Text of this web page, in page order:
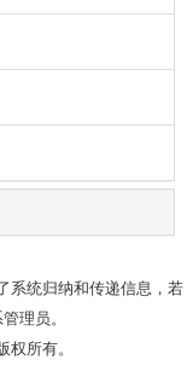
系统归纳和传递信息，若
理员。
所有。